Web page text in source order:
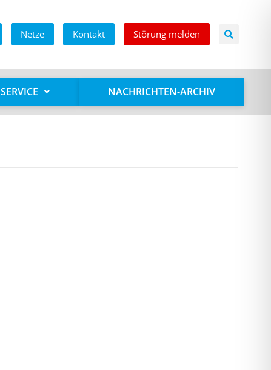
Netze Kontakt Störung melden
SERVICE NACHRICHTEN-ARCHIV